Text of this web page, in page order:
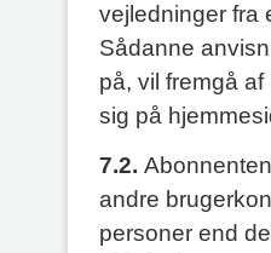
vejledninger fra
Sådanne
på, vil fremgå
sig på
7.2.
andre
personer end